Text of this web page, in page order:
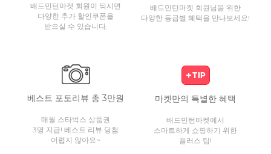
배드민턴마켓 회원이 되시면
다양한 추가 할인쿠폰을
받으실 수 있습니다.
배드민턴마켓 회원님을 위한
다양한 등급별 혜택을 만나보세요!
베스트 포토리뷰 총 3만원
매월 스타벅스 상품권
3명 지급! 베스트 리뷰 당첨
어렵지 않아요~
마켓만의 특별한 혜택
배드민턴마켓에서
스마트하게 쇼핑하기 위한
플러스 팁!